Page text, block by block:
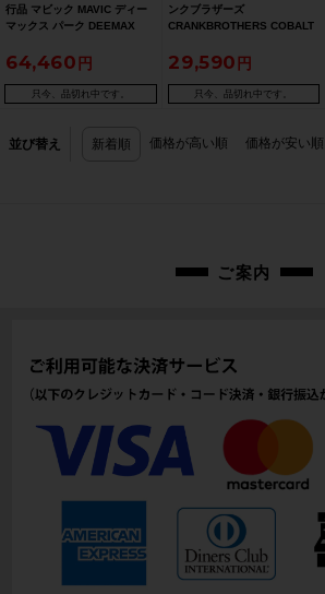
行品 マビック MAVIC ディー
マックス パーク DEEMAX
ノフリー 11速 DISC UST アル
ミ【お買い得SALE】
64,460
只今、品切れ中です。
ンクブラザーズ
CRANKBROTHERS COBALT
ルセット シマノフリー 10速
DISC チューブレス アルミ
【お買い得SALE】
29,590
只今、品切れ中です。
並び替え 新着順 価格が高い順 価格が安い順
ご案内